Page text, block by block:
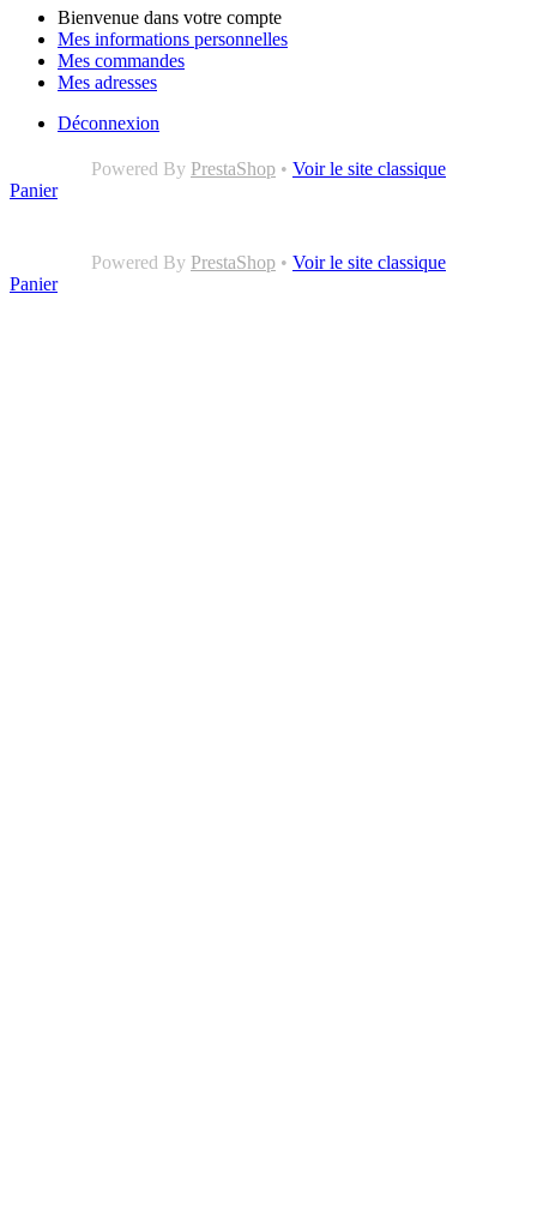
Bienvenue dans votre compte
Mes informations personnelles
Mes commandes
Mes adresses
Déconnexion
Powered By PrestaShop • Voir le site classique
Panier
Powered By PrestaShop • Voir le site classique
Panier